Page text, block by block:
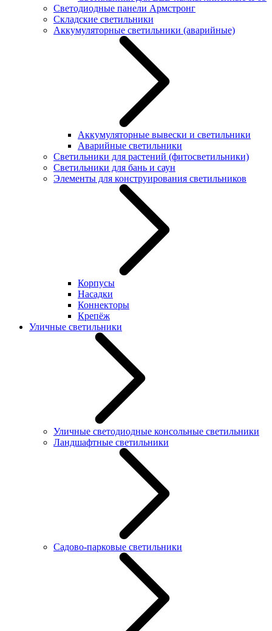
Светодиодные панели Армстронг
Складские светильники
Аккумуляторные светильники (аварийные)
Аккумуляторные вывески и светильники
Аварийные светильники
Светильники для растений (фитосветильники)
Светильники для бань и саун
Элементы для конструирования светильников
Корпусы
Насадки
Коннекторы
Крепёж
Уличные светильники
Уличные светодиодные консольные светильники
Ландшафтные светильники
Садово-парковые светильники